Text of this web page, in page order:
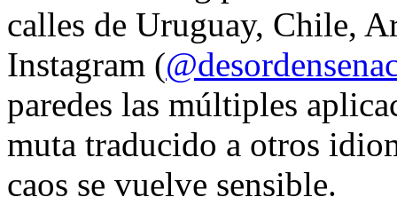
calles de Uruguay, Chile,
Instagram (
paredes las múltiples
muta traducido a otros
caos se vuelve sensible.